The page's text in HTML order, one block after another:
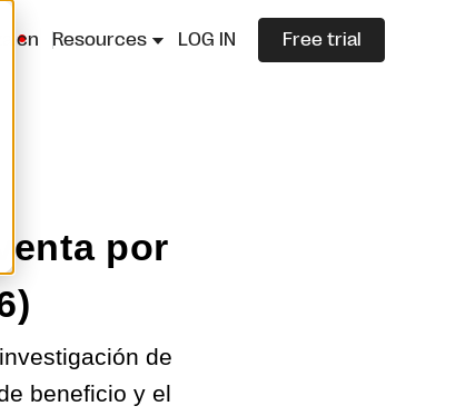
Resources LOG IN Free trial
por
de
beneficio y el